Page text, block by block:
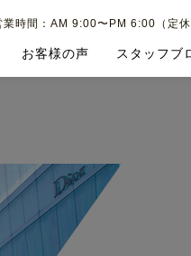
業時間：AM 9:00〜PM 6:00（定休
お客様の声 スタッフブ